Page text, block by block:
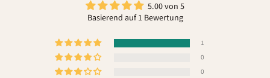
5.00 von 5
Basierend auf 1 Bewertung
1
0
0